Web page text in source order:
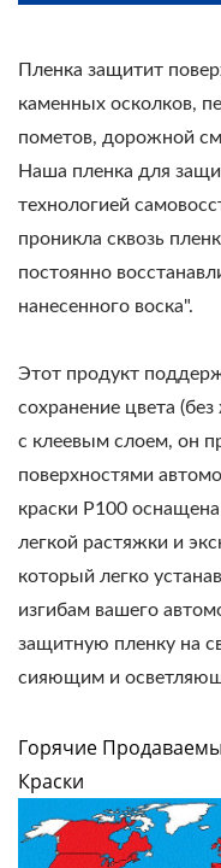
Пленка защитит
каменных осколков,
пометов, дорожной
Наша пленка для
технологией
проникла сквозь
постоянно
нанесенного воска".
Этот продукт
сохранение цвета
с клеевым слоем, он
поверхностями
краски P100
легкой растяжки и
который легко
изгибам вашего
защитную пленку на
сияющим и
Горячие
Краски